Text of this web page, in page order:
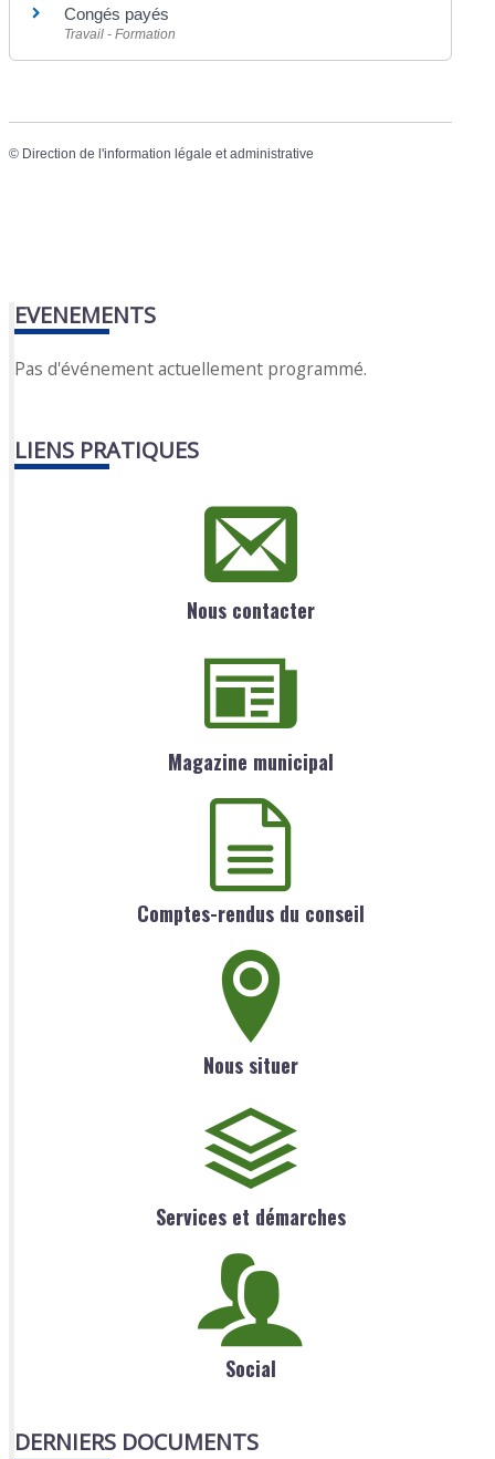
Congés payés
Travail - Formation
© Direction de l'information légale et administrative
EVENEMENTS
Pas d'événement actuellement programmé.
LIENS PRATIQUES
Nous contacter
Magazine municipal
Comptes-rendus du conseil
Nous situer
Services et démarches
Social
DERNIERS DOCUMENTS